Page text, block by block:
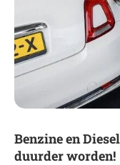
Benzine en
duurder worden!